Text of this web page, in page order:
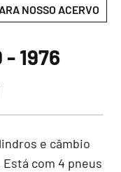
NOSSO ACERVO
1976
e câmbio
com 4 pneus